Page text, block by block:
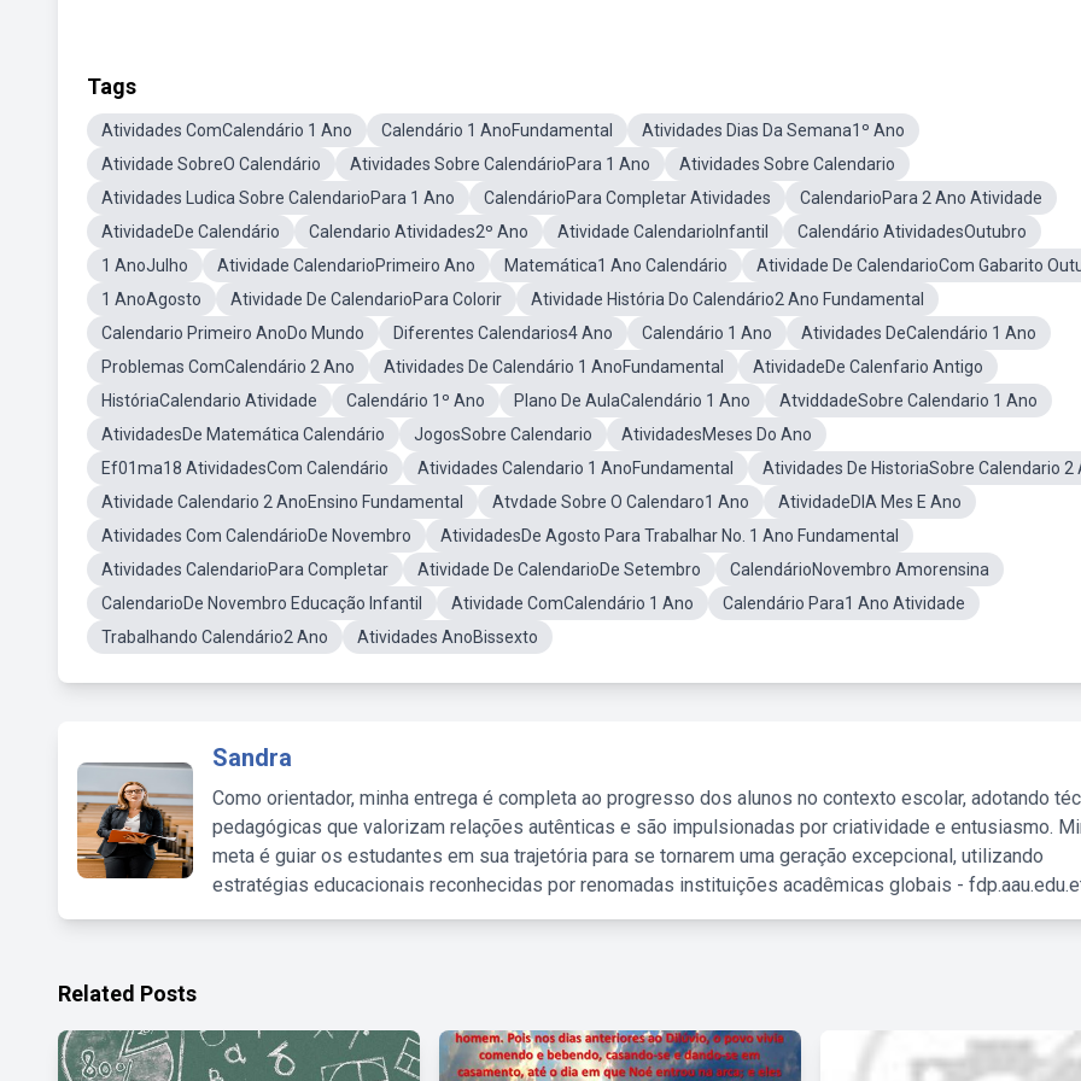
Tags
Atividades ComCalendário 1 Ano Calendário 1 AnoFundamental
Atividades Dias Da Semana1º Ano
Atividade SobreO Calendário
Atividades Sobre CalendárioPara 1 Ano
Atividades Sobre Calendario
Atividades Ludica Sobre CalendarioPara 1 Ano
CalendárioPara Completar Atividades
CalendarioPara 2 Ano Atividade
AtividadeDe Calendário
Calendario Atividades2º Ano Atividade CalendarioInfantil
Calendário AtividadesOutubro
1 AnoJulho
Atividade CalendarioPrimeiro Ano Matemática1 Ano Calendário
Atividade De CalendarioCom Gabarito
1 AnoAgosto
Atividade De CalendarioPara Colorir
Atividade História Do Calendário2 Ano Fundamental
Calendario Primeiro AnoDo Mundo
Diferentes Calendarios4 Ano Calendário 1 Ano
Atividades DeCalendário 1 Ano
Problemas ComCalendário 2 Ano
Atividades De Calendário 1 AnoFundamental
AtividadeDe Calenfario Antigo
HistóriaCalendario Atividade
Calendário 1º Ano Plano De AulaCalendário 1 Ano
AtviddadeSobre Calendario 1 Ano
AtividadesDe Matemática Calendário
JogosSobre Calendario
AtividadesMeses Do Ano
Ef01ma18 AtividadesCom Calendário
Atividades Calendario 1 AnoFundamental
Atividades De HistoriaSobre Calendario 2
Atividade Calendario 2 AnoEnsino Fundamental
Atvdade Sobre O Calendaro1 Ano
AtividadeDIA Mes E Ano
Atividades Com CalendárioDe Novembro
AtividadesDe Agosto Para Trabalhar No. 1 Ano Fundamental
Atividades CalendarioPara Completar
Atividade De CalendarioDe Setembro
CalendárioNovembro Amorensina
CalendarioDe Novembro Educação Infantil
Atividade ComCalendário 1 Ano
Calendário Para1 Ano Atividade
Trabalhando Calendário2 Ano
Atividades AnoBissexto
Sandra
Como orientador, minha entrega é completa ao progresso dos alunos no contexto escolar, adotando
pedagógicas que valorizam relações autênticas e são impulsionadas por criatividade e entusiasmo.
meta é guiar os estudantes em sua trajetória para se tornarem uma geração excepcional, utilizando
estratégias educacionais reconhecidas por renomadas instituições acadêmicas globais -
Related Posts